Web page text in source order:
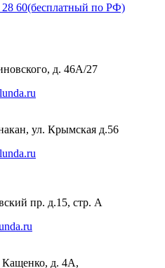
28 60(бесплатный по РФ)
д. 46А/27
lunda.ru
ул. Крымская д.56
lunda.ru
пр. д.15, стр. А
д. 4А,